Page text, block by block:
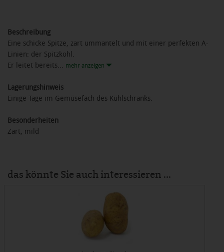
Beschreibung
Eine schicke Spitze, zart ummantelt und mit einer perfekten A-
Linien: der Spitzkohl.
Er leitet bereits... mehr anzeigen
Lagerungshinweis
Einige Tage im Gemüsefach des Kühlschranks.
Besonderheiten
Zart, mild
das könnte Sie auch interessieren ...